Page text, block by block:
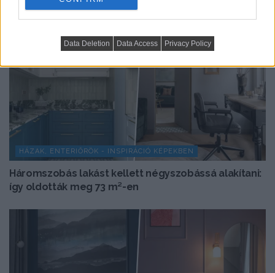
Data Deletion Data Access Privacy Policy
HÁZAK, ENTERIŐRÖK - INSPIRÁCIÓ KÉPEKBEN
Háromszobás lakást kellett négyszobássá alakítani:
így oldották meg 73 m²-en